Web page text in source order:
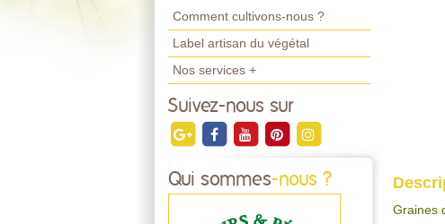
Comment cultivons-nous ?
Label artisan du végétal
Nos services +
Suivez-nous sur
Qui sommes-nous ?
Graines